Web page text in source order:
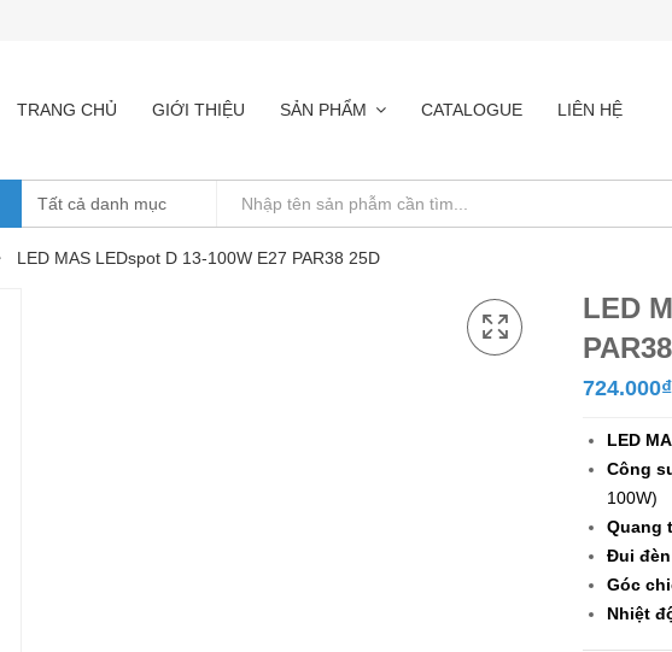
TRANG CHỦ GIỚI THIỆU SẢN PHẨM CATALOGUE LIÊN HỆ
LED MAS LEDspot D 13-100W E27 PAR38 25D
LED
724.000₫
LED
Công
100W)
Quang
Đui
Góc
Nhiệt